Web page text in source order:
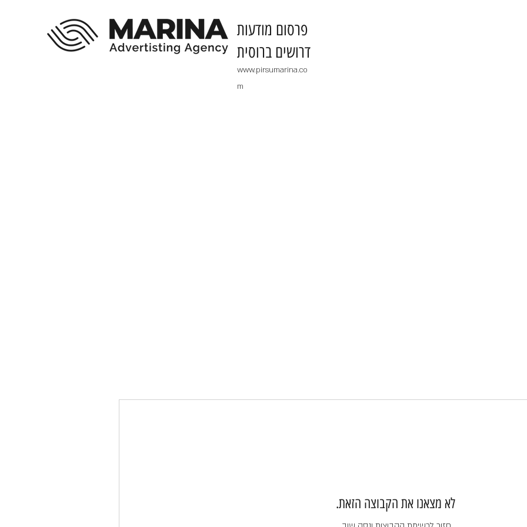
​פרסום מודעות
דרושים ברוסית
www.pirsumarina.co
m
לא מצאנו את הקבוצה הזאת.